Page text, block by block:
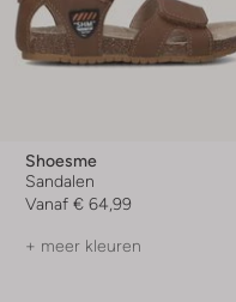
Shoesme
Sandalen
Vanaf € 64,99
+ meer kleuren